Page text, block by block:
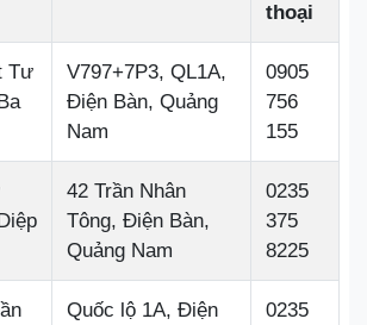
thoại
Tư
V797+7P3, QL1A,
Điện Bàn, Quảng
Nam
0905
756
155
42 Trần Nhân
Tông, Điện Bàn,
Quảng Nam
0235
375
8225
Quốc lộ 1A, Điện
0235